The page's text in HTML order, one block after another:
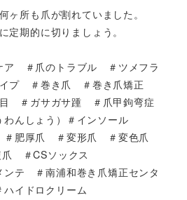
ヶ所も爪が割れていました。
定期的に切りましょう。
ア ＃爪のトラブル ＃ツメフラ
プ ＃巻き爪 ＃巻き爪矯正
＃ガサガサ踵 ＃爪甲鉤弯症
わんしょう）＃インソール
肥厚爪 ＃変形爪 ＃変色爪
爪 ＃CSソックス
テ ＃南浦和巻き爪矯正センタ
イドロクリーム